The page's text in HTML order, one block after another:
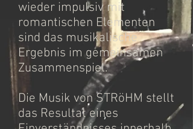
wieder impulsiv mit
romantischen Elementen
sind das musikalische
Ergebnis im gemeinsamen
Zusammenspiel.
Die Musik von STRöHM stellt
das Resultat eines